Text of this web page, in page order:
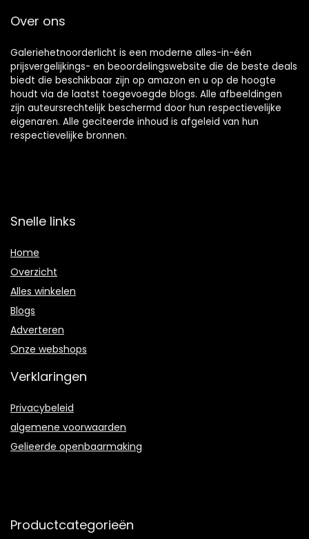
Over ons
Galeriehetnoorderlicht is een moderne alles-in-één
prijsvergelijkings- en beoordelingswebsite die de beste deals
biedt die beschikbaar zijn op amazon en u op de hoogte
houdt via de laatst toegevoegde blogs. Alle afbeeldingen
zijn auteursrechtelijk beschermd door hun respectievelijke
eigenaren. Alle geciteerde inhoud is afgeleid van hun
respectievelijke bronnen.
Snelle links
Home
Overzicht
Alles winkelen
Blogs
Adverteren
Onze webshops
Verklaringen
Privacybeleid
algemene voorwaarden
Gelieerde openbaarmaking
Productcategorieën